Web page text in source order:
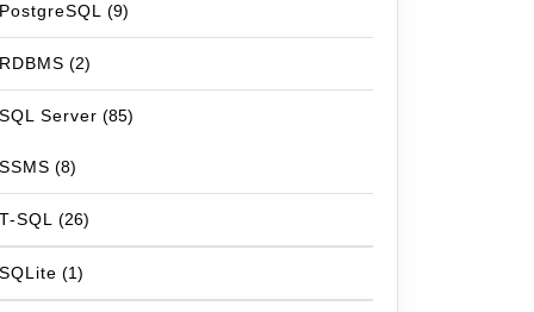
PostgreSQL (9)
RDBMS (2)
SQL Server (85)
SSMS (8)
T-SQL (26)
SQLite (1)